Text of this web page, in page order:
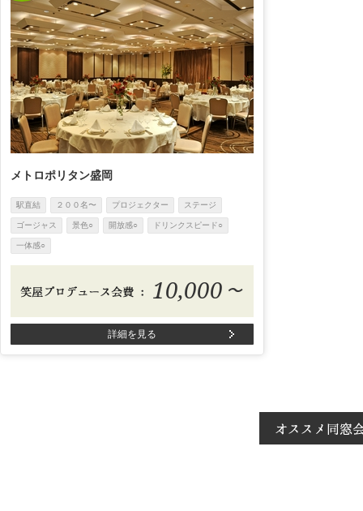
メトロポリタン盛岡
駅直結 ２００名〜 プロジェクター ステージ
ゴージャス 景色○ 開放感○ ドリンクスピード○
一体感○
10,000 〜
詳細を見る